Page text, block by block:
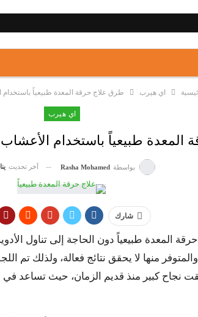
اي هيرب طرق علاج حرقة المعدة طبيعياً باستخدام
اي هيرب
طبيعياً باستخدام الأعشاب
بواسطة Rasha Mohamed آخر تحديث يناير
شارك
المعدة طبيعياً دون الحاجة إلى تناول
منها لا يحقق نتائج فعالة، ولذلك تم
نجاح كبير منذ قديم الزمان، حيث تساعد في